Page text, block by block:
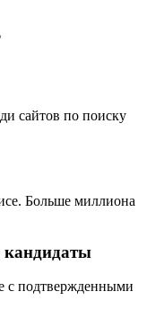
сайтов по поиску
Больше миллиона
кандидаты
с подтвержденными